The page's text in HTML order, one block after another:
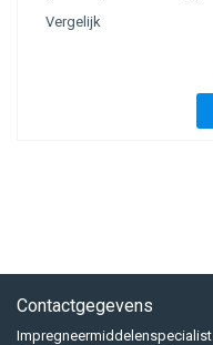
Vergelijk
Contactgegevens
Impregneermiddelenspecialist